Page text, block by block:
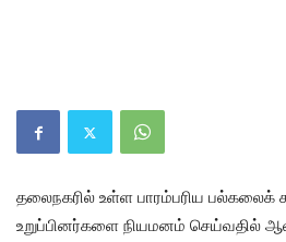
தலைநகரில் உள்ள பாரம்பரிய பல்கலைக்
உறுப்பினர்களை நியமனம் செய்வதில்